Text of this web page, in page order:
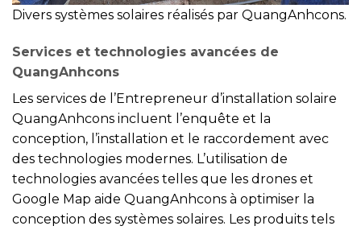
Divers systèmes solaires réalisés par QuangAnhcons.
Services et technologies avancées de
QuangAnhcons
Les services de l’Entrepreneur d’installation solaire
QuangAnhcons incluent l’enquête et la
conception, l’installation et le raccordement avec
des technologies modernes. L’utilisation de
technologies avancées telles que les drones et
Google Map aide QuangAnhcons à optimiser la
conception des systèmes solaires. Les produits tels